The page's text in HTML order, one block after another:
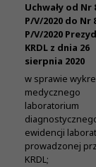
Uchwały od Nr
P/V/2020 do Nr
P/V/2020
KRDL z dnia 26
sierpnia 2020
w sprawie
medycznego
laboratorium
ewidencji
prowadzonej
KRDL;